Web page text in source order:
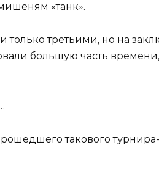
«танк».
третьими, но на
большую часть
такового